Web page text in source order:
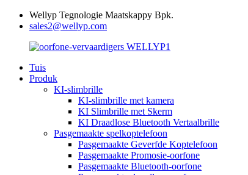
Wellyp Tegnologie Maatskappy Bpk.
sales2@wellyp.com
Tuis
Produk
KI-slimbrille
KI-slimbrille met kamera
KI Slimbrille met Skerm
KI Draadlose Bluetooth Vertaalbrille
Pasgemaakte spelkoptelefoon
Pasgemaakte Geverfde Koptelefoon
Pasgemaakte Promosie-oorfone
Pasgemaakte Bluetooth-oorfone